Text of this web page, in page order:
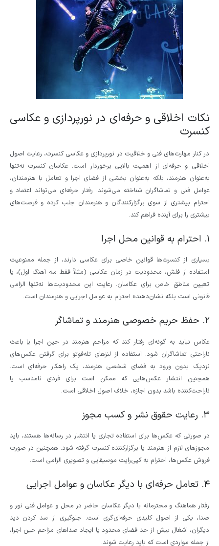
نکات اخلاقی و حرفه‌ای در نورپردازی و عکاسی
کنسرت
در کنار مهارت‌های فنی و خلاقیت در نورپردازی و عکاسی کنسرت، رعایت اصول
اخلاقی و حرفه‌ای از اهمیت بالایی برخوردار است. عکاسان کنسرت نه‌تنها
به‌عنوان هنرمند، بلکه به‌عنوان بخشی از فضای اجرا و تعامل با هنرمندان،
عوامل فنی و تماشاگران شناخته می‌شوند. رفتار حرفه‌ای می‌تواند اعتماد و
احترام بیشتری از سوی برگزارکنندگان و هنرمندان جلب کرده و فرصت‌های
بیشتری را برای آینده فراهم کند.
۱. احترام به قوانین محل اجرا
بسیاری از کنسرت‌ها قوانین خاصی برای عکاسی دارند، از جمله ممنوعیت
استفاده از فلش، محدودیت در زمان عکاسی (مثلاً فقط سه آهنگ اول)، یا
تعیین مناطق خاص برای عکاسان. رعایت این محدودیت‌ها نه‌تنها الزامی
قانونی است بلکه نشان‌دهنده احترام به عوامل اجرایی و هنرمندان است.
۲. حفظ حریم خصوصی هنرمند و تماشاگر
عکاس نباید به گونه‌ای رفتار کند که مزاحم هنرمند در حین اجرا یا باعث
ناراحتی تماشاگران شود. استفاده از لنزهای تله‌فوتو برای گرفتن عکس‌های
نزدیک بدون ورود به فضای شخصی هنرمند، یک راهکار حرفه‌ای است.
همچنین انتشار عکس‌هایی که ممکن است برای فردی نامناسب یا
ناراحت‌کننده باشد بدون اجازه، خلاف اصول اخلاقی است.
۳. رعایت حقوق نشر و کسب مجوز
در صورتی که عکس‌ها برای استفاده تجاری یا انتشار در رسانه‌ها هستند، باید
مجوزهای لازم از هنرمند یا برگزارکننده کنسرت گرفته شود. همچنین در صورت
فروش عکس‌ها، احترام به کپی‌رایت موسیقایی و تصویری الزامی است.
۴. تعامل حرفه‌ای با دیگر عکاسان و عوامل اجرایی
رفتار هماهنگ و محترمانه با دیگر عکاسان حاضر در محل و عوامل فنی نور و
صدا، یکی از اصول کلیدی حرفه‌ای‌گری است. جلوگیری از سد کردن دید
دیگران، اشغال بیش از حد فضای محدود یا ایجاد صداهای مزاحم حین اجرا،
از جمله مواردی است که باید رعایت شوند.